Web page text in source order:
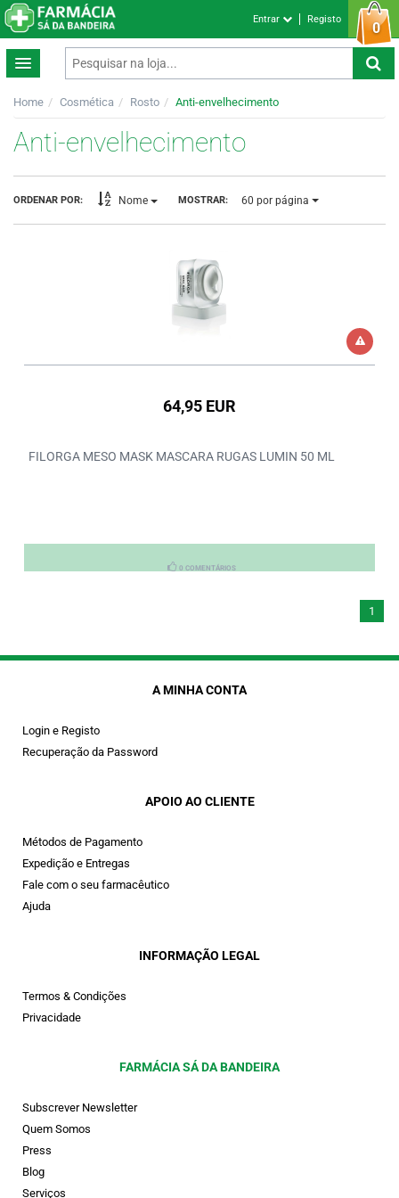
0
Entrar Registo
Home Cosmética Rosto Anti-envelhecimento
Anti-envelhecimento
ORDENAR POR: Nome MOSTRAR: 60 por página
64,95 EUR
FILORGA MESO MASK MASCARA RUGAS LUMIN 50 ML
0 COMENTÁRIOS
1
A MINHA CONTA
Login e Registo
Recuperação da Password
APOIO AO CLIENTE
Métodos de Pagamento
Expedição e Entregas
Fale com o seu farmacêutico
Ajuda
INFORMAÇÃO LEGAL
Termos & Condições
Privacidade
FARMÁCIA SÁ DA BANDEIRA
Subscrever Newsletter
Quem Somos
Press
Blog
Serviços